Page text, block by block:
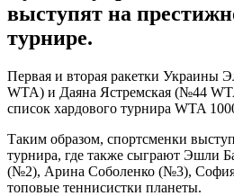
выступят на
турнире.
Первая и вторая ракетки Украины
WTA) и Даяна Ястремская (№44
список хардового турнира WTA
Таким образом, спортсменки
турнира, где также сыграют Эшли
(№2), Арина Соболенко (№3),
топовые теннисистки планеты.